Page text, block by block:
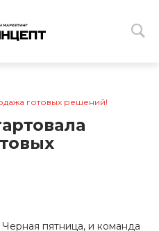
готовых решений!
пятница, и команда